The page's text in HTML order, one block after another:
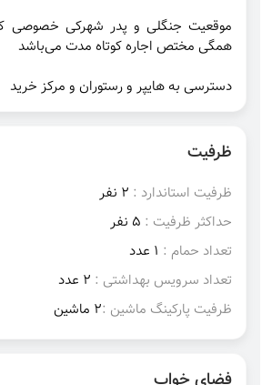
موقعیت جنگلی و پدر شهرکی خصوصی
همگی مختص اجاره کوتاه مدت می‌باشد
دسترسی به هایپر و رستوران و مرکز خرید
ظرفیت
ظرفیت استاندارد : 2 نفر
حداکثر ظرفیت : 5 نفر
تعداد حمام : 1 عدد
تعداد سرویس بهداشتی : 2 عدد
ظرفیت پارکینگ ماشین :2 ماشین